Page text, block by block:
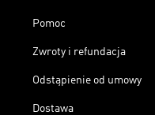
Pomoc
Zwroty i refundacja
Odstąpienie od umowy
Dostawa